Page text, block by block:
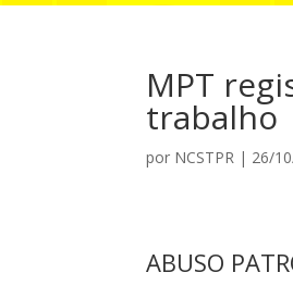
MPT
trabalho
por NCSTPR | 26/
ABUSO